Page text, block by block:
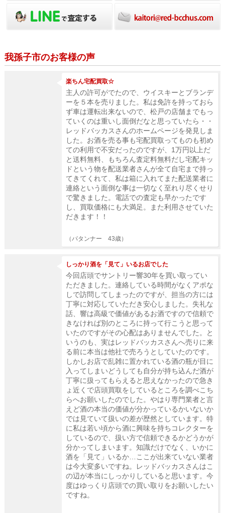
我孫子市のお客様の声
楽ちん宅配買取☆
主人の許可がでたので、ウイスキーとブランデ
ーを５本を売りました。私は免許を持っておら
ず車は運転出来ないので、松戸の店舗までもっ
ていくのは重いし面倒だなと思っていたら・・
レッドバッカスさんのホームページを発見しま
した。お酒を売る事も宅配買取ってものも初め
ての利用で不安だったのですが、1万円以上だ
と送料無料、もちろん査定料無料だし宅配キッ
ドという物を配送業者さんが全て自宅まで持っ
てきてくれて、私は箱に入れてまた配送業者に
連絡という面倒な事は一切なく至れり尽くせり
で驚きました。電話での査定も早かったです
し、買取価格にも大満足。また利用させていた
だきます！！
（パタンナー 43歳）
しっかり酒を「見て」いるお店でした
今回店頭でサントリー響30年を買い取ってい
ただきました。連絡している時間がなくアポな
しで訪問してしまったのですが、担当の方には
丁寧に対応していただき安心しました。失礼な
話、響は高級で価値があるお酒ですので信頼で
きなければ別のところに持って行こうと思って
いたのですがその心配はありませんでした。と
いうのも、実はレッドバッカスさんへ売りに来
る前に本当は他社で売ろうとしていたのです。
しかしお店で乱雑に置かれている酒の瓶が目に
入ってしまいどうしても自分が持ち込んだ酒が
丁寧に扱ってもらえると思えなかったので急き
ょ近くで店頭買取をしているところを調べこち
らへお願いしたのでした。やはり専門業者と言
えど酒の本当の価値が分かっているかいないか
では見ていて扱いの差が歴然としています。特
に私は若い頃から酒に興味を持ちコレクターを
しているので、扱い方で信頼できるかどうかが
分かってしまいます。知識だけでなく、いかに
酒を「見て」いるか…ここが出来ていない業者
は今大変多いですね。レッドバッカスさんはこ
の辺が本当にしっかりしていると思います。今
度はゆっくり店頭での買い取りをお願いしたい
ですね。